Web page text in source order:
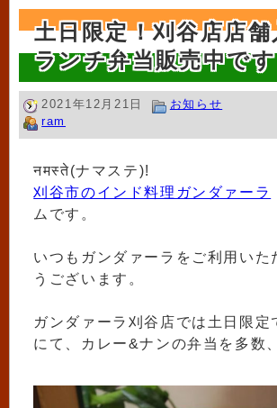
土日限定！刈谷店店
ランチ弁当販売中です
2021年12月21日
お知らせ
ram
नमस्ते(ナマステ)!
刈谷市のインド料理ガンダァーラ
ムです。
いつもガンダァーラをご利用いた
うございます。
ガンダァーラ刈谷店では土日限定
にて、カレー&ナンの弁当を多数